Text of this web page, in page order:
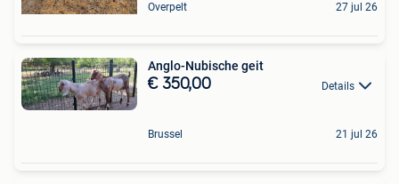
Overpelt 27 jul 26
Anglo-Nubische geit
€ 350,00 Details
Brussel 21 jul 26